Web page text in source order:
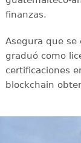
finanzas.
Asegura que se
graduó como
certificaciones
blockchain